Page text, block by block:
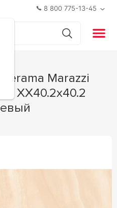
8 800 775-13-45
XX40.2x40.2